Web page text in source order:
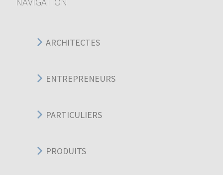
ARCHITECTES
ENTREPRENEURS
PARTICULIERS
PRODUITS